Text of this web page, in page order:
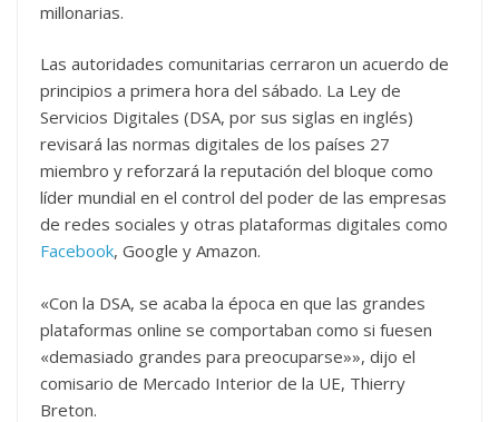
millonarias.
Las autoridades comunitarias cerraron un acuerdo de
principios a primera hora del sábado. La Ley de
Servicios Digitales (DSA, por sus siglas en inglés)
revisará las normas digitales de los países 27
miembro y reforzará la reputación del bloque como
líder mundial en el control del poder de las empresas
de redes sociales y otras plataformas digitales como
Facebook, Google y Amazon.
«Con la DSA, se acaba la época en que las grandes
plataformas online se comportaban como si fuesen
«demasiado grandes para preocuparse»», dijo el
comisario de Mercado Interior de la UE, Thierry
Breton.